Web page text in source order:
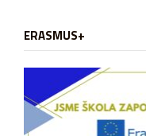
ERASMUS+